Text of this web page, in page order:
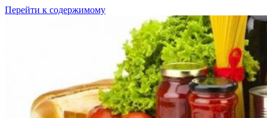
Перейти к содержимому